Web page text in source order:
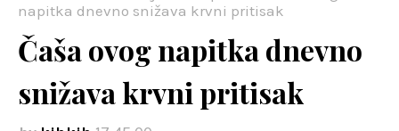
napitka dnevno snižava krvni pritisak
Čaša ovog napitka dnevno
snižava krvni pritisak